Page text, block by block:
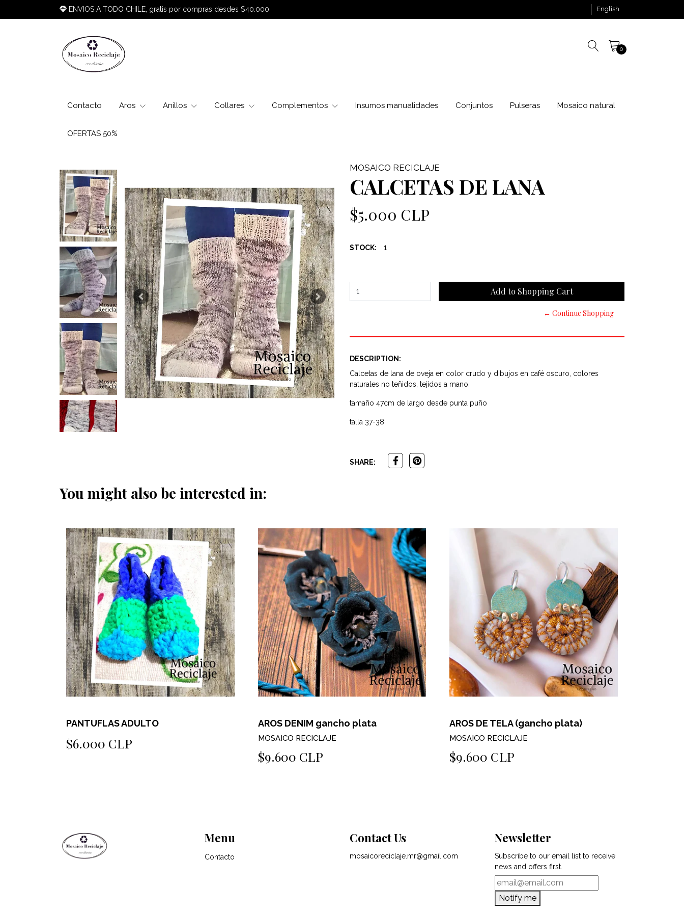
ENVIOS A TODO CHILE, gratis por compras desdes $40.000 English
0
Contacto Aros Anillos Collares Complementos Insumos manualidades Conjuntos Pulseras Mosaico natural
OFERTAS 50%
Previous Next
MOSAICO RECICLAJE
CALCETAS DE LANA
$5.000 CLP
STOCK: 1
← Continue Shopping
DESCRIPTION:
Calcetas de lana de oveja en color crudo y dibujos en café oscuro, colores
naturales no teñidos, tejidos a mano.
tamaño 47cm de largo desde punta puño
talla 37-38
SHARE:
You might also be interested in:
PANTUFLAS ADULTO
$6.000 CLP
AROS DENIM gancho plata
MOSAICO RECICLAJE
$9.600 CLP
AROS DE TELA (gancho plata)
MOSAICO RECICLAJE
$9.600 CLP
Menu
Contacto
Contact Us
mosaicoreciclaje.mr@gmail.com
Newsletter
Subscribe to our email list to receive
news and offers first.
Notify me